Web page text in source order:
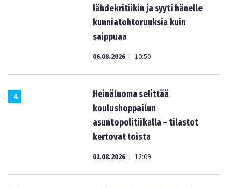
lähdekritiikin ja syyti hänelle
kunniatohtoruuksia kuin
saippuaa
06.08.2026 | 10:50
4.
Heinäluoma selittää
koulushoppailun
asuntopolitiikalla – tilastot
kertovat toista
01.08.2026 | 12:09